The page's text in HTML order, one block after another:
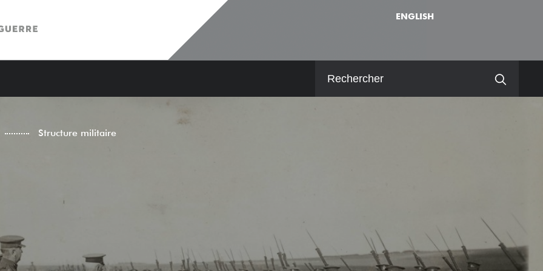
ENGLISH
Structure militaire